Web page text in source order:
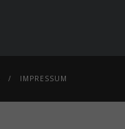
IMPRESSUM